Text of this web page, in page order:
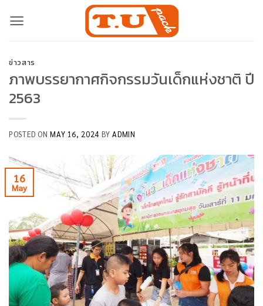
ข่าวสาร
ภาพบรรยากาศกิจกรรมวันเด็กแห่งชาติ ปี
2563
POSTED ONMAY 16, 2024 BYADMIN
16
May